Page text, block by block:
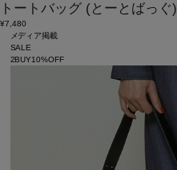
トートバッグ (とーとばっぐ)
¥7,480
メディア掲載
SALE
2BUY10%OFF